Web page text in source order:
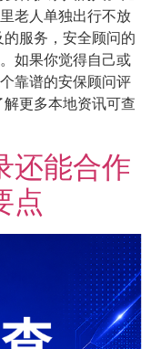
老人单独出行不放
服务，安全顾问的
如果你觉得自己或
靠谱的安保顾问评
更多本地资讯可查
还能合作
点